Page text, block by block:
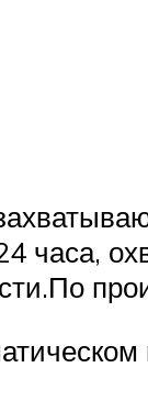
часа,